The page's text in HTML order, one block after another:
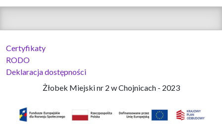
Certyfikaty
RODO
Deklaracja dostępności
Żłobek Miejski nr 2 w Chojnicach - 2023